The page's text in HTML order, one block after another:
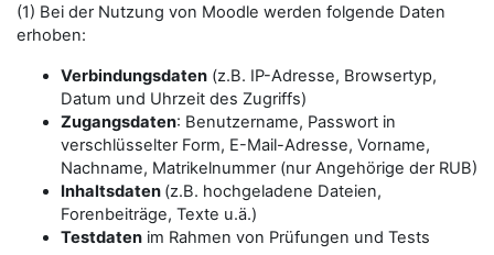
(1) Bei der Nutzung von Moodle werden folgende Daten
erhoben:
Verbindungsdaten (z.B. IP-Adresse, Browsertyp,
Datum und Uhrzeit des Zugriffs)
Zugangsdaten: Benutzername, Passwort in
verschlüsselter Form, E-Mail-Adresse, Vorname,
Nachname, Matrikelnummer (nur Angehörige der RUB)
Inhaltsdaten (z.B. hochgeladene Dateien,
Forenbeiträge, Texte u.ä.)
Testdaten im Rahmen von Prüfungen und Tests